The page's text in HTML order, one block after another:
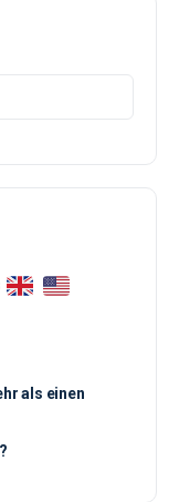
als einen